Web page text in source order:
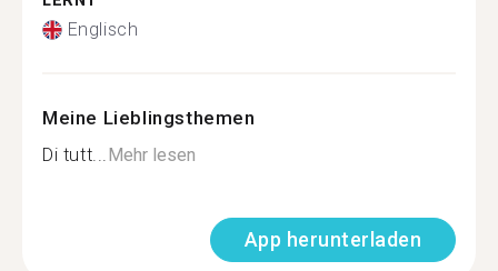
Englisch
Meine Lieblingsthemen
Di tutt...Mehr lesen
App herunterladen